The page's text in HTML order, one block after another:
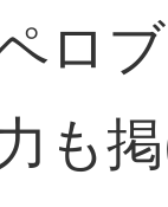
ロ
も